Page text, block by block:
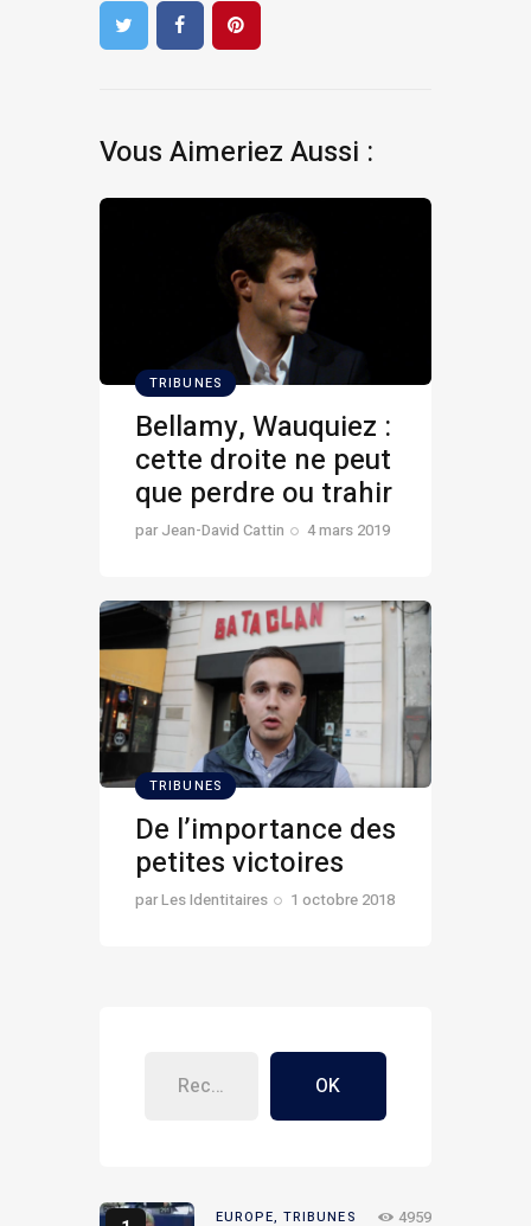
Vous Aimeriez Aussi :
TRIBUNES
Bellamy, Wauquiez :
cette droite ne peut
que perdre ou trahir
parJean-David Cattin 4 mars 2019
TRIBUNES
De l’importance des
petites victoires
parLes Identitaires 1 octobre 2018
OK
EUROPE, TRIBUNES 4959